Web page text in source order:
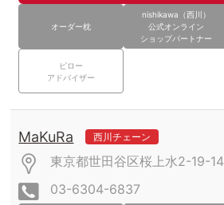
オーダー枕
nishikawa（西川）
公式オンライン
ショップパートナー
ピロー
アドバイザー
MaKuRa 西川チェーン
東京都世田谷区桜上水2-19-14
03-6304-6837